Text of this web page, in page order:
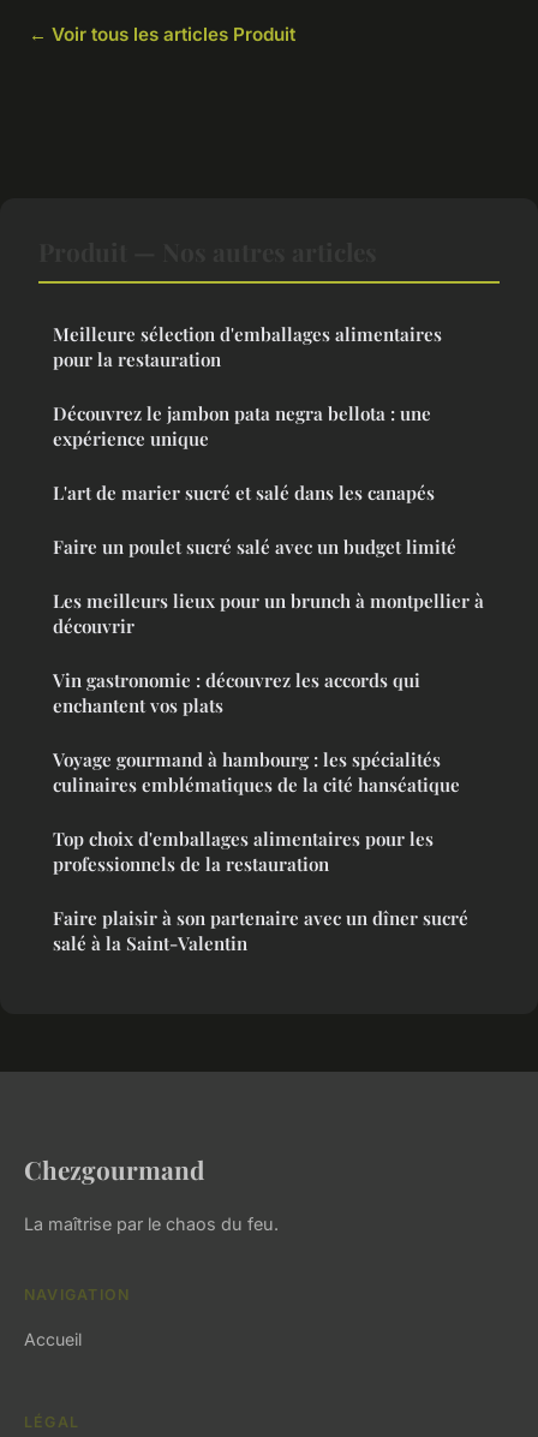
← Voir tous les articles Produit
Meilleure sélection d'emballages alimentaires
pour la restauration
Découvrez le jambon pata negra bellota : une
expérience unique
L'art de marier sucré et salé dans les canapés
Faire un poulet sucré salé avec un budget limité
Les meilleurs lieux pour un brunch à montpellier à
découvrir
Vin gastronomie : découvrez les accords qui
enchantent vos plats
Voyage gourmand à hambourg : les spécialités
culinaires emblématiques de la cité hanséatique
Top choix d'emballages alimentaires pour les
professionnels de la restauration
Faire plaisir à son partenaire avec un dîner sucré
salé à la Saint-Valentin
Chezgourmand
La maîtrise par le chaos du feu.
NAVIGATION
Accueil
LÉGAL